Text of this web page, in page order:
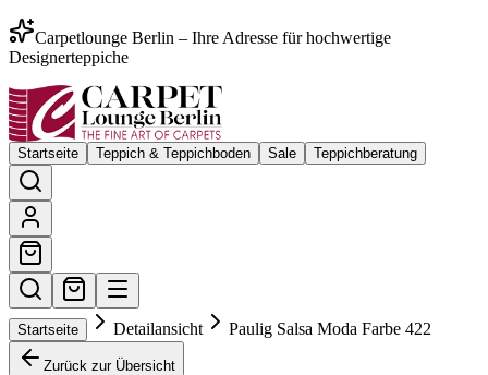
Carpetlounge Berlin – Ihre Adresse für hochwertige
Designerteppiche
Startseite Teppich & Teppichboden Sale Teppichberatung
Startseite Detailansicht Paulig Salsa Moda Farbe 422
Zurück zur Übersicht